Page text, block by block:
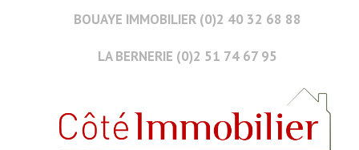
BOUAYE IMMOBILIER (0)2 40 32 68 88
LA BERNERIE (0)2 51 74 67 95